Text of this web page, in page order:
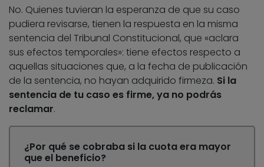
No. Quienes tuvieran la esperanza de que su caso
pudiera revisarse, tienen la respuesta en la misma
sentencia del Tribunal Constitucional, que «aclara
sus efectos temporales»: tiene efectos respecto a
aquellas situaciones que, a la fecha de publicación
de la sentencia, no hayan adquirido firmeza. Si la
sentencia de tu caso es firme, ya no podrás
reclamar.
¿Por qué se cobraba si la cuota era mayor
que el beneficio?